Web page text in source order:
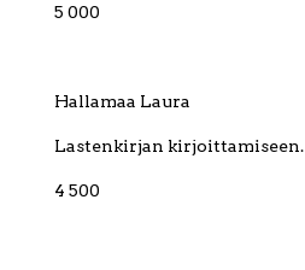
5 000
Hallamaa Laura
Lastenkirjan kirjoittamiseen.
4 500